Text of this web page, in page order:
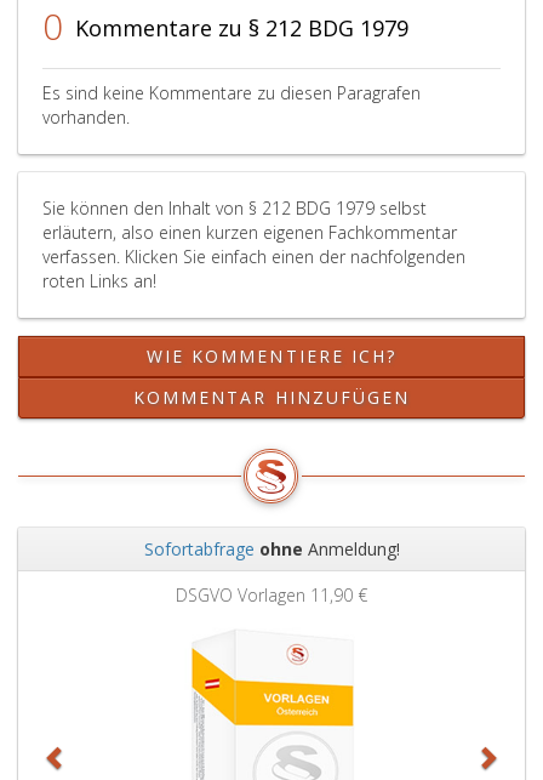
0 Kommentare zu § 212 BDG 1979
Es sind keine Kommentare zu diesen Paragrafen
vorhanden.
Sie können den Inhalt von § 212 BDG 1979 selbst
erläutern, also einen kurzen eigenen Fachkommentar
verfassen. Klicken Sie einfach einen der nachfolgenden
roten Links an!
WIE KOMMENTIERE ICH?
KOMMENTAR HINZUFÜGEN
Sofortabfrage ohne Anmeldung!
DSGVO Vorlagen 11,90 €